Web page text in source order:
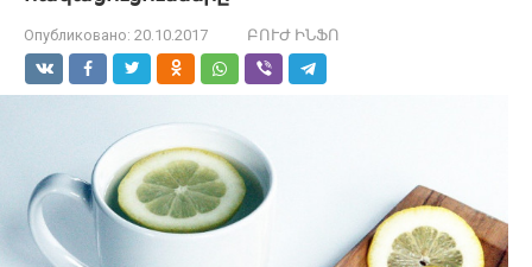
Опубликовано: 20.10.2017 ԲՈՒԺ ԻՆՖՈ